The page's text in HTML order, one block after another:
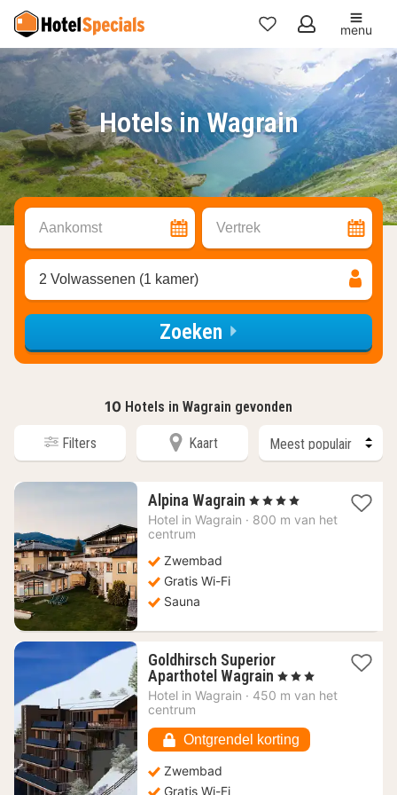
Mijn
favorieten
menu
Hotels in Wagrain
Aankomst Vertrek
2 Volwassenen (1 kamer)
Zoeken
10 Hotels in Wagrain gevonden
Filters Kaart
Alpina Wagrain 1
nacht
, 4 Sterren
Hotel in Wagrain · 800 m van het
centrum
Zwembad
Gratis Wi-Fi
Sauna
Goldhirsch Superior
Aparthotel Wagrain 1
nacht
€
, 3 Sterren
Hotel in Wagrain · 450 m van het
centrum
Ontgrendel korting
Zwembad
Gratis Wi-Fi